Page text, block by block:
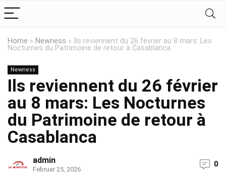
Home » Newness »
Ils reviennent du 26 février au 8 mars: Les
Nocturnes du Patrimoine de retour à Casablanca
Newness
Ils reviennent du 26 février
au 8 mars: Les Nocturnes
du Patrimoine de retour à
Casablanca
admin
Februar 25, 2026
0